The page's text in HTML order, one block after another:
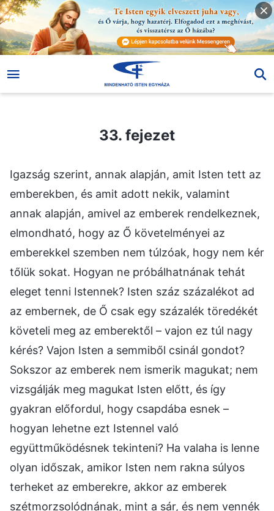
33. fejezet
Igazság szerint, annak alapján, amit Isten tett az
emberekben, és amit adott nekik, valamint
annak alapján, amivel az emberek rendelkeznek,
elmondható, hogy az Ő követelményei az
emberekkel szemben nem túlzóak, hogy nem kér
tőlük sokat. Hogyan ne próbálhatnának tehát
eleget tenni Istennek? Isten száz százalékot ad
az embernek, de Ő csak egy százalék töredékét
követeli meg az emberektől – vajon ez túl nagy
kérés? Vajon Isten a semmiből csinál gondot?
Sokszor az emberek nem ismerik magukat; nem
vizsgálják meg magukat Isten előtt, és így
gyakran előfordul, hogy csapdába esnek –
hogyan lehetne ezt Istennel való
együttműködésnek tekinteni? Ha valaha is lenne
olyan időszak, amikor Isten nem rakna súlyos
terheket az emberekre, akkor az emberek
szétmorzsolódnának, mint a sár, és nem vennék